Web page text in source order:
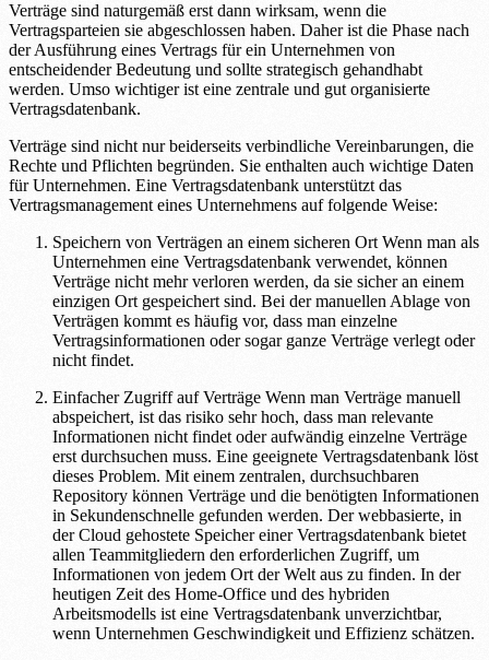
Verträge sind naturgemäß erst dann wirksam, wenn die
Vertragsparteien sie abgeschlossen haben. Daher ist die Phase nach
der Ausführung eines Vertrags für ein Unternehmen von
entscheidender Bedeutung und sollte strategisch gehandhabt
werden. Umso wichtiger ist eine zentrale und gut organisierte
Vertragsdatenbank.
Verträge sind nicht nur beiderseits verbindliche Vereinbarungen, die
Rechte und Pflichten begründen. Sie enthalten auch wichtige Daten
für Unternehmen. Eine Vertragsdatenbank unterstützt das
Vertragsmanagement eines Unternehmens auf folgende Weise:
Speichern von Verträgen an einem sicheren Ort Wenn man als
Unternehmen eine Vertragsdatenbank verwendet, können
Verträge nicht mehr verloren werden, da sie sicher an einem
einzigen Ort gespeichert sind. Bei der manuellen Ablage von
Verträgen kommt es häufig vor, dass man einzelne
Vertragsinformationen oder sogar ganze Verträge verlegt oder
nicht findet.
Einfacher Zugriff auf Verträge Wenn man Verträge manuell
abspeichert, ist das risiko sehr hoch, dass man relevante
Informationen nicht findet oder aufwändig einzelne Verträge
erst durchsuchen muss. Eine geeignete Vertragsdatenbank löst
dieses Problem. Mit einem zentralen, durchsuchbaren
Repository können Verträge und die benötigten Informationen
in Sekundenschnelle gefunden werden. Der webbasierte, in
der Cloud gehostete Speicher einer Vertragsdatenbank bietet
allen Teammitgliedern den erforderlichen Zugriff, um
Informationen von jedem Ort der Welt aus zu finden. In der
heutigen Zeit des Home-Office und des hybriden
Arbeitsmodells ist eine Vertragsdatenbank unverzichtbar,
wenn Unternehmen Geschwindigkeit und Effizienz schätzen.